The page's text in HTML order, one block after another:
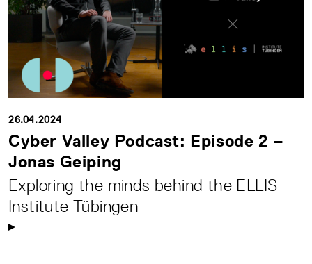
26.04.2024
Cyber Valley Podcast: Episode 2 –
Jonas Geiping
Exploring the minds behind the ELLIS
Institute Tübingen